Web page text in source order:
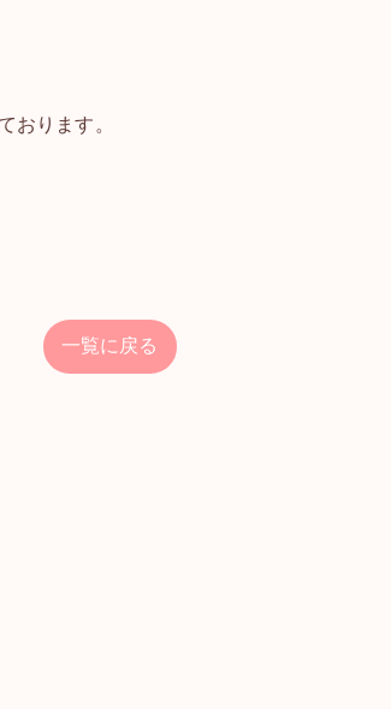
ります。
一覧に戻る